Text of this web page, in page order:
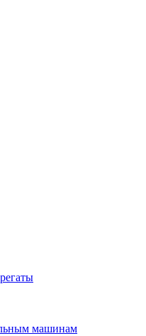
машинам